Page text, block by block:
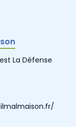
La Défense